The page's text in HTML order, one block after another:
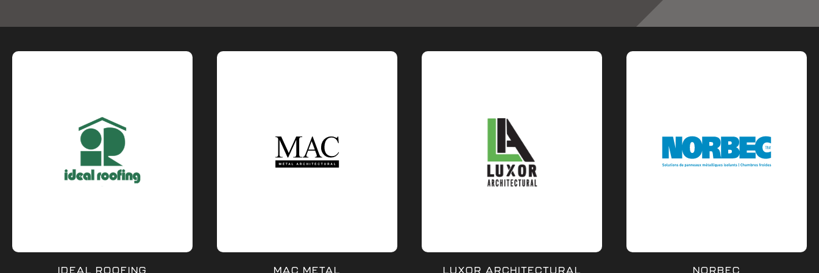
IDEAL ROOFING MAC METAL LUXOR ARCHITECTURAL NORBEC